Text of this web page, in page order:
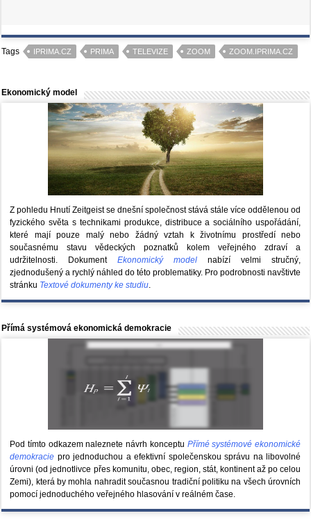
Tags IPRIMA.CZ PRIMA TELEVIZE ZOOM ZOOM.IPRIMA.CZ
Ekonomický model
Z pohledu Hnutí Zeitgeist se dnešní společnost stává stále více oddělenou od
fyzického světa s technikami produkce, distribuce a sociálního uspořádání,
které mají pouze malý nebo žádný vztah k životnímu prostředí nebo
současnému stavu vědeckých poznatků kolem veřejného zdraví a
udržitelnosti. DokumentEkonomický model nabízí velmi stručný,
zjednodušený a rychlý náhled do této problematiky. Pro podrobnosti navštivte
stránku Textové dokumenty ke studiu.
Přímá systémová ekonomická demokracie
Pod tímto odkazem naleznete návrh konceptu Přímé systémové ekonomické
demokracie pro jednoduchou a efektivní společenskou správu na libovolné
úrovni (od jednotlivce přes komunitu, obec, region, stát, kontinent až po celou
Zemi), která by mohla nahradit současnou tradiční politiku na všech úrovních
pomocí jednoduchého veřejného hlasování v reálném čase.